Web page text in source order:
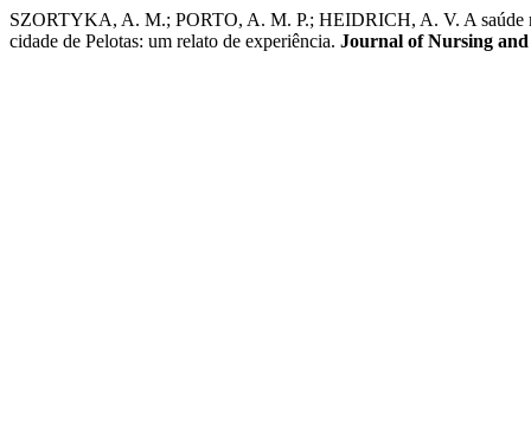
SZORTYKA, A. M.; PORTO, A. M. P.; HEIDRICH, A. V. A saúde
cidade de Pelotas: um relato de experiência. Journal of Nursing